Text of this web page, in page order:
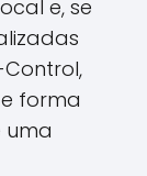
e, se
forma
uma